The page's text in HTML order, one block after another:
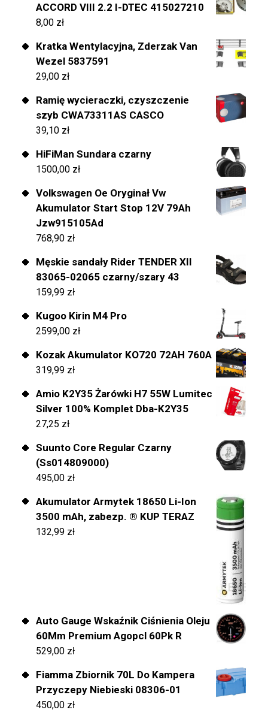
ACCORD VIII 2.2 I-DTEC 415027210
8,00 zł
Kratka Wentylacyjna, Zderzak Van
Wezel 5837591
29,00 zł
Ramię wycieraczki, czyszczenie
szyb CWA73311AS CASCO
39,10 zł
HiFiMan Sundara czarny
1500,00 zł
Volkswagen Oe Oryginał Vw
Akumulator Start Stop 12V 79Ah
Jzw915105Ad
768,90 zł
Męskie sandały Rider TENDER XII
83065-02065 czarny/szary 43
159,99 zł
Kugoo Kirin M4 Pro
2599,00 zł
Kozak Akumulator KO720 72AH 760A
319,99 zł
Amio K2Y35 Żarówki H7 55W Lumitec
Silver 100% Komplet Dba-K2Y35
27,25 zł
Suunto Core Regular Czarny
(Ss014809000)
495,00 zł
Akumulator Armytek 18650 Li-Ion
3500 mAh, zabezp. ® KUP TERAZ
132,99 zł
Auto Gauge Wskaźnik Ciśnienia Oleju
60Mm Premium Agopcl 60Pk R
529,00 zł
Fiamma Zbiornik 70L Do Kampera
Przyczepy Niebieski 08306-01
450,00 zł